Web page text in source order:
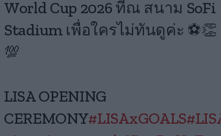
World Cup 2026 ทีณ สนาม SoFi
Stadium เพื่อใครไม่ทันดูค่ะ ⚽️👏
💯
LISA OPENING
CEREMONY#LISAxGOALS